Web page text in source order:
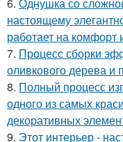
настоящему
работает на комфорт
7. Процесс сборки
оливкового дерева и
8. Полный процесс
одного из самых
декоративных
9. Этот интерьер -